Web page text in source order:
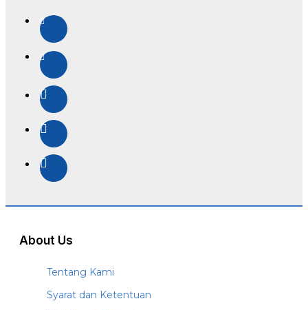
About Us
Tentang Kami
Syarat dan Ketentuan